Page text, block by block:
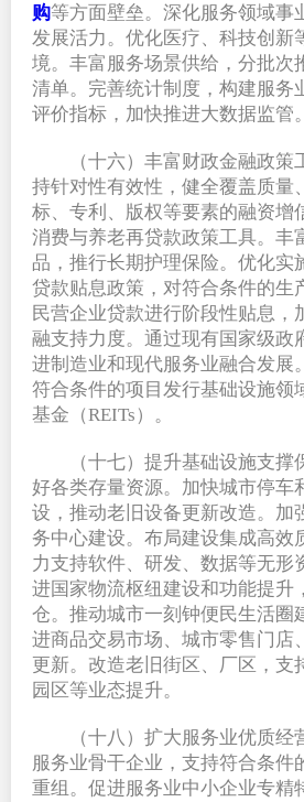
购等方面壁垒。深化服务领域事
发展活力。优化医疗、科技创新
境。丰富服务场景供给，分批次
清单。完善统计制度，构建服务
评价指标，加快推进大数据监管。
（十六）丰富财政金融政
持针对性有效性，健全覆盖质量
标、专利、版权等要素的融资增
消费与养老再贷款政策工具。丰
品，推行长期护理保险。优化实
贷款贴息政策，对符合条件的生
民营企业贷款进行阶段性贴息，
融支持力度。通过现有国家级政
进制造业和现代服务业融合发展
符合条件的项目发行基础设施领
基金（REITs）。
（十七）提升基础设施支撑
好各类存量资源。加快城市停车
设，推动老旧设备更新改造。加
务中心建设。布局建设集成高效
力支持软件、研发、数据等无形
进国家物流枢纽建设和功能提升
仓。推动城市一刻钟便民生活圈
进商品交易市场、城市零售门店
更新。改造老旧街区、厂区，支
园区等业态提升。
（十八）扩大服务业优质经
服务业骨干企业，支持符合条件
重组。促进服务业中小企业专精